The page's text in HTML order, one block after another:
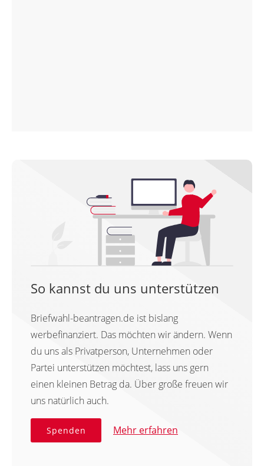
So kannst du uns unterstützen
Briefwahl-beantragen.de ist bislang
werbefinanziert. Das möchten wir ändern. Wenn
du uns als Privatperson, Unternehmen oder
Partei unterstützen möchtest, lass uns gern
einen kleinen Betrag da. Über große freuen wir
uns natürlich auch.
Spenden Mehr erfahren